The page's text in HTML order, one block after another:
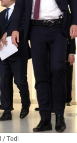
/ Tedi